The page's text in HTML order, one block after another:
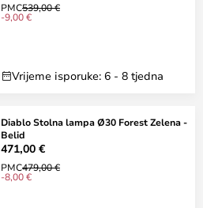
PMC539,00 €
-9,00 €
Vrijeme isporuke: 6 - 8 tjedna
Diablo Stolna lampa Ø30 Forest Zelena -
Belid
471,00 €
PMC479,00 €
-8,00 €